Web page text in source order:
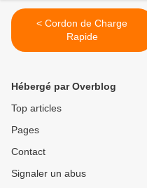
< Cordon de Charge
Rapide
Hébergé par Overblog
Top articles
Pages
Contact
Signaler un abus